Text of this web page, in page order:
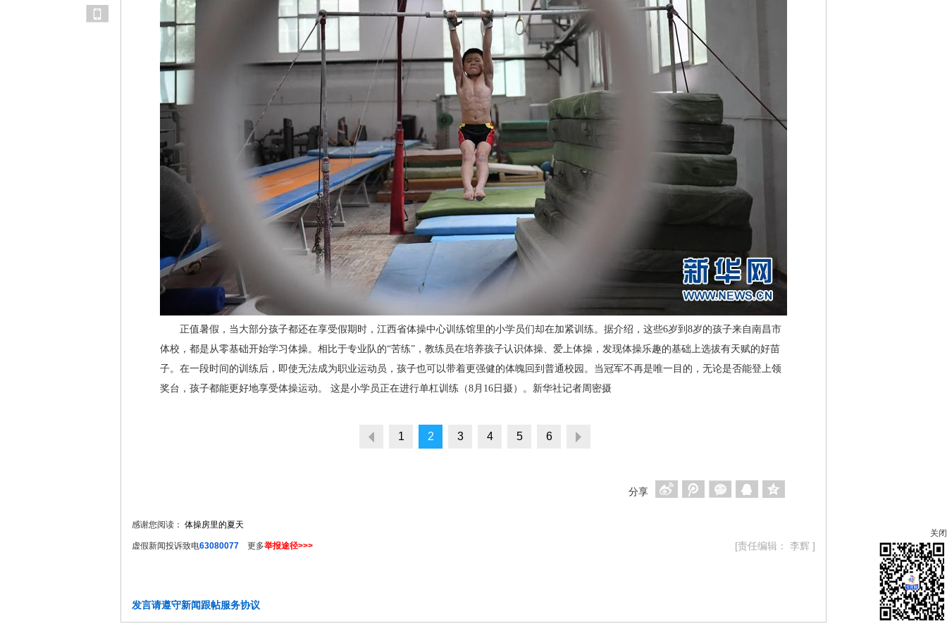
正值暑假，当大部分孩子都还在享受假期时，江西省体操中心训练馆里的小学员们却在加紧训练。据介绍，这些6岁到8岁的孩子来自南昌市
体校，都是从零基础开始学习体操。相比于专业队的“苦练”，教练员在培养孩子认识体操、爱上体操，发现体操乐趣的基础上选拔有天赋的好苗
子。在一段时间的训练后，即使无法成为职业运动员，孩子也可以带着更强健的体魄回到普通校园。当冠军不再是唯一目的，无论是否能登上领
奖台，孩子都能更好地享受体操运动。 这是小学员正在进行单杠训练（8月16日摄）。新华社记者周密摄
1 2 3 4 5 6
分享
感谢您阅读： 体操房里的夏天
虚假新闻投诉致电63080077 更多举报途径>>> [责任编辑： 李辉 ]
发言请遵守新闻跟帖服务协议
关闭